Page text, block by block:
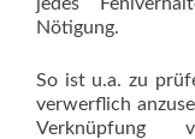
Nötigung.
So ist u.a. zu
verwerflich